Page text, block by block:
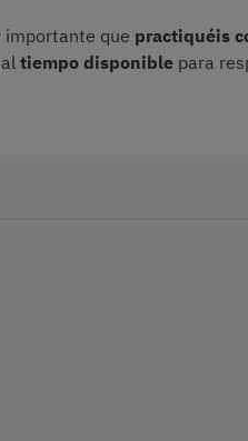
importante que practiquéis
tiempo disponible para